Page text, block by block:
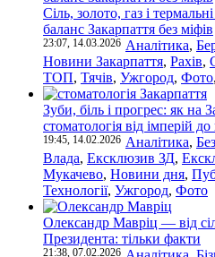
Сіль, золото, газ і
баланс Закарпаття без міфів
23:07, 14.03.2026 Аналітика,
Новини Закарпаття, Рахів,
ТОП, Тячів, Ужгород, Фото,
Зуби, біль і прогрес: як на
стоматологія від імперій
19:45, 14.02.2026 Аналітика,
Влада, Ексклюзив ЗД,
Мукачево, Новини дня,
Технології, Ужгород, Фото
Олександр Мавріц — від
Президента: тільки факти
21:38, 07.02.2026